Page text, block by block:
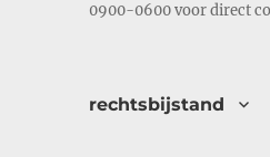
0900-0600 voor direct
rechtsbijstand